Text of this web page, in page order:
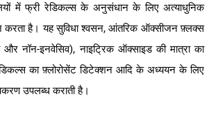
में फ्री रेडिकल्स के अनुसंधान के लिए अत्याधुनिक
करता है। यह सुविधा श्वसन, आंतरिक ऑक्सीजन फ़्लक्स
और नॉन-इनवेसिव), नाइट्रिक ऑक्साइड की मात्रा का
का फ़्लोरोसेंट डिटेक्शन आदि के अध्ययन के लिए
उपलब्ध कराती है।